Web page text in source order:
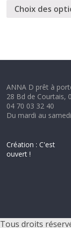
Choix des
ANNA D prêt à
28 Bd de Courtais,
04 70 03 32 40
Du mardi au
Création : C'est
ouvert !
Tous droits